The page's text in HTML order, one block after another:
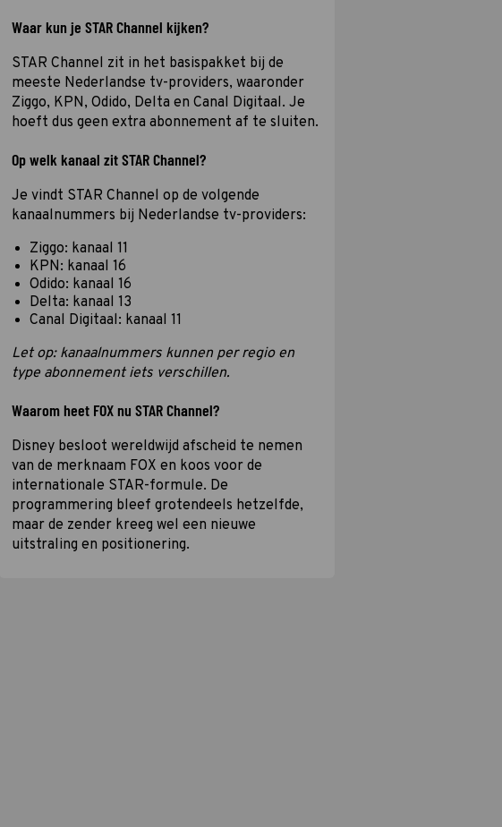
Waar kun je STAR Channel kijken?
STAR Channel zit in het basispakket bij de
meeste Nederlandse tv-providers, waaronder
Ziggo, KPN, Odido, Delta en Canal Digitaal. Je
hoeft dus geen extra abonnement af te sluiten.
Op welk kanaal zit STAR Channel?
Je vindt STAR Channel op de volgende
kanaalnummers bij Nederlandse tv-providers:
Ziggo: kanaal 11
KPN: kanaal 16
Odido: kanaal 16
Delta: kanaal 13
Canal Digitaal: kanaal 11
Let op: kanaalnummers kunnen per regio en
type abonnement iets verschillen.
Waarom heet FOX nu STAR Channel?
Disney besloot wereldwijd afscheid te nemen
van de merknaam FOX en koos voor de
internationale STAR-formule. De
programmering bleef grotendeels hetzelfde,
maar de zender kreeg wel een nieuwe
uitstraling en positionering.